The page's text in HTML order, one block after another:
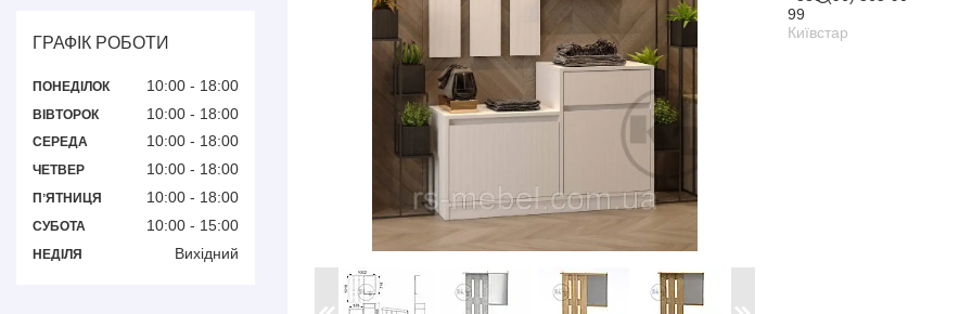
99
Київстар
ГРАФІК РОБОТИ
ПОНЕДІЛОК 10:00 18:00
ВІВТОРОК 10:00 18:00
СЕРЕДА 10:00 18:00
ЧЕТВЕР 10:00 18:00
ПʼЯТНИЦЯ 10:00 18:00
СУБОТА 10:00 15:00
НЕДІЛЯ Вихідний